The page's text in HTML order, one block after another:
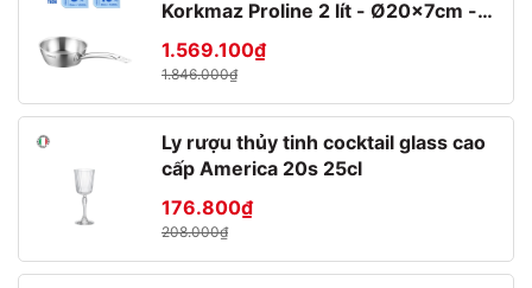
ĐẶC TÍNH SẢN PHẨM
- Khả năng chống ăn mòn cao
- Đáp ứng tiêu chuẩn đảm bảo an toàn trong y tế
- Vẫn giữ được độ bền trong các môi trường khắc khe như: axit,
muối biển,...
Korkmaz Proline 2 lít - Ø20x7cm -
A1175
1.569.100₫
1.846.000₫
Ly rượu thủy tinh cocktail glass cao
cấp America 20s 25cl
176.800₫
208.000₫